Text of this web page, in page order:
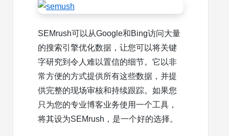
SEMrush可以从Google和Bing访问大量
的搜索引擎优化数据，让您可以将关键
字研究到令人难以置信的细节。它以非
常方便的方式提供所有这些数据，并提
供完整的现场审核和持续跟踪。如果您
只为您的专业博客业务使用一个工具，
将其设为SEMrush，是一个好的选择。